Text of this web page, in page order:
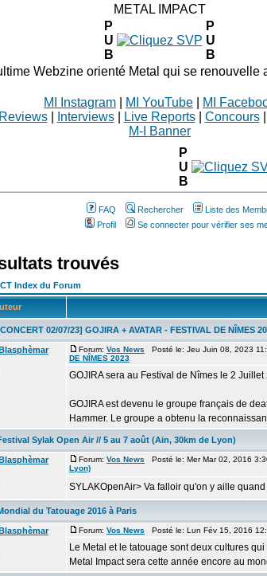
METAL IMPACT
P
U
B
P
U
B
Webzine orienté Metal qui se renouvelle
MI Instagram MI YouTube
MI
| Interviews| Live Reports| Concours|
M-I Banner
P
U
B
FAQ Rechercher Liste des
Profil
Se connecter pour vérifier ses
trouvés
Index du Forum
02/07/23] GOJIRA + AVATAR - FESTIVAL DE NÎMES
Forum: Vos News Posté le: Jeu Juin 08, 2023
DE NÎMES 2023
GOJIRA sera au Festival de Nîmes le 2 Juillet
GOJIRA est devenu le groupe français de
Hammer. Le groupe a obtenu la
Sylak Open Air // 5 au 7 août (Ain, 30km de Lyon)
Forum: Vos News Posté le: Mer Mar 02, 2016
Lyon)
SYLAKOpenAir> Va falloir qu'on y aille quand
du Tatouage 2016 à Paris
Forum: Vos News Posté le: Lun Fév 15, 2016
Le Metal et le tatouage sont deux cultures
Metal Impact sera cette année encore au